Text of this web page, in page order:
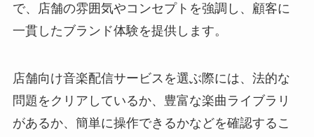
で、店舗の雰囲気やコンセプトを強調し、顧客に
一貫したブランド体験を提供します。
店舗向け音楽配信サービスを選ぶ際には、法的な
問題をクリアしているか、豊富な楽曲ライブラリ
があるか、簡単に操作できるかなどを確認するこ